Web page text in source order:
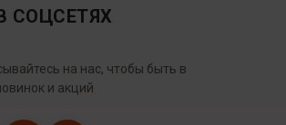
СОЦСЕТЯХ
на нас, чтобы быть в
и акций